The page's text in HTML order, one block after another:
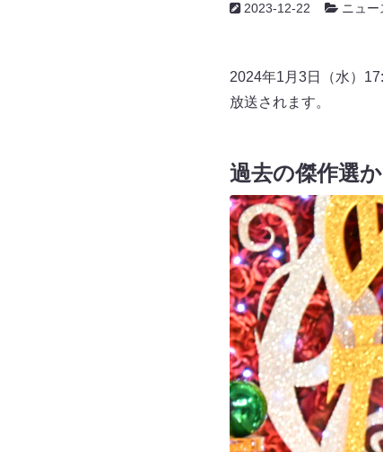
2023-12-22 ニュー
2024年1月3日（水）
放送されます。
過去の傑作選